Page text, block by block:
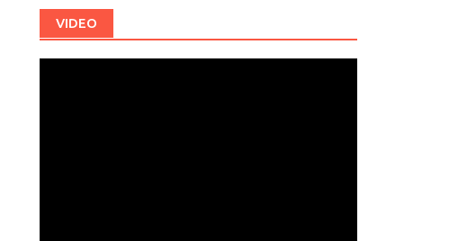
VIDEO